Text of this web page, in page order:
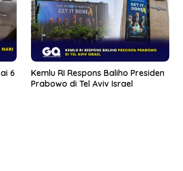
6
Kemlu RI Respons Baliho Presiden
Prabowo di Tel Aviv Israel